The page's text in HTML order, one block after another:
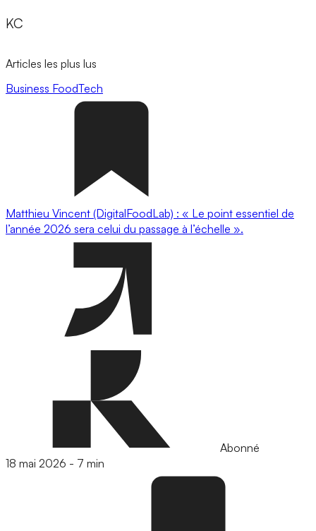
KC
Articles les plus lus
Business FoodTech
Matthieu Vincent (DigitalFoodLab) : « Le point essentiel de
l’année 2026 sera celui du passage à l’échelle ».
Abonné
18 mai 2026 - 7 min